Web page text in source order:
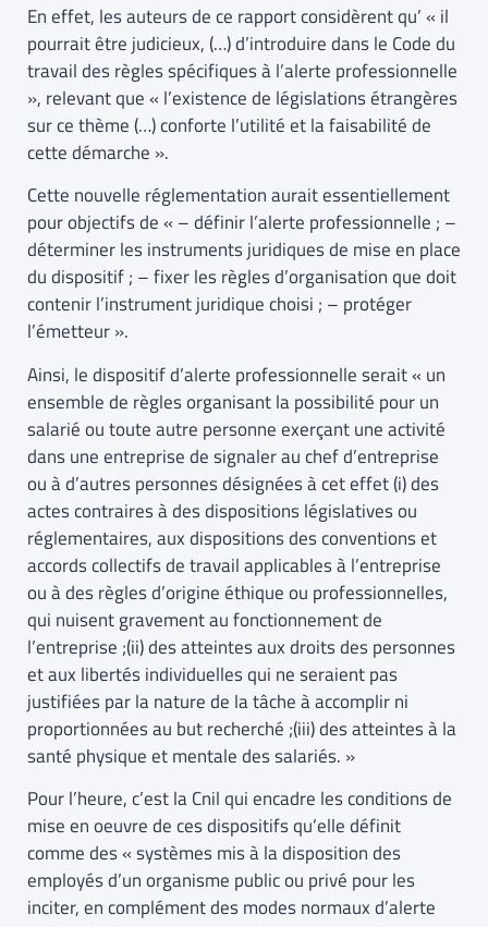
En effet, les auteurs de ce rapport considèrent qu’ « il
pourrait être judicieux, (…) d’introduire dans le Code du
travail des règles spécifiques à l’alerte professionnelle
», relevant que « l’existence de législations étrangères
sur ce thème (…) conforte l’utilité et la faisabilité de
cette démarche ».
Cette nouvelle réglementation aurait essentiellement
pour objectifs de « – définir l’alerte professionnelle ; –
déterminer les instruments juridiques de mise en place
du dispositif ; – fixer les règles d’organisation que doit
contenir l’instrument juridique choisi ; – protéger
l’émetteur ».
Ainsi, le dispositif d’alerte professionnelle serait « un
ensemble de règles organisant la possibilité pour un
salarié ou toute autre personne exerçant une activité
dans une entreprise de signaler au chef d’entreprise
ou à d’autres personnes désignées à cet effet (i) des
actes contraires à des dispositions législatives ou
réglementaires, aux dispositions des conventions et
accords collectifs de travail applicables à l’entreprise
ou à des règles d’origine éthique ou professionnelles,
qui nuisent gravement au fonctionnement de
l’entreprise ;(ii) des atteintes aux droits des personnes
et aux libertés individuelles qui ne seraient pas
justifiées par la nature de la tâche à accomplir ni
proportionnées au but recherché ;(iii) des atteintes à la
santé physique et mentale des salariés. »
Pour l’heure, c’est la Cnil qui encadre les conditions de
mise en oeuvre de ces dispositifs qu’elle définit
comme des « systèmes mis à la disposition des
employés d’un organisme public ou privé pour les
inciter, en complément des modes normaux d’alerte